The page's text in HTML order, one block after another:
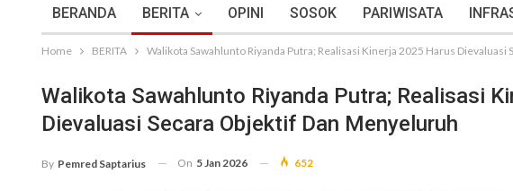
BERANDA BERITA OPINI SOSOK PARIWISATA
Home BERITA Walikota Sawahlunto Riyanda Putra; Realisasi Kinerja 2025 Harus
Walikota Sawahlunto Riyanda Putra; Realisasi
Dievaluasi Secara Objektif Dan Menyeluruh
By Pemred Saptarius On 5 Jan 2026 652